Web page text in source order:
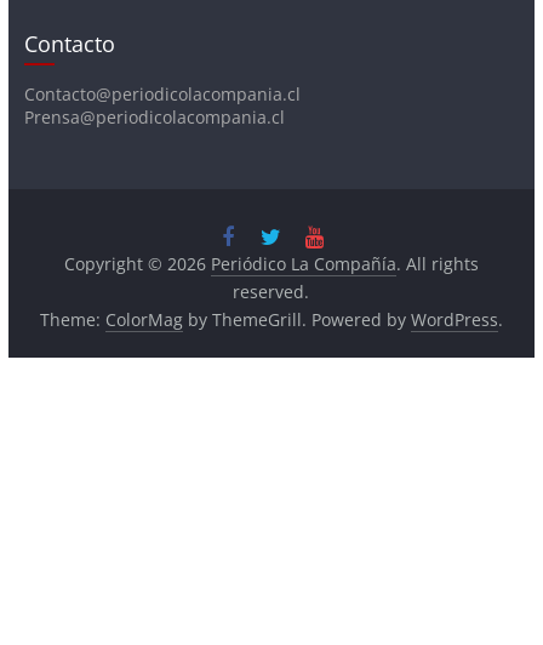
Contacto
Contacto@periodicolacompania.cl
Prensa@periodicolacompania.cl
Copyright © 2026 Periódico La Compañía. All rights
reserved.
Theme: ColorMagby ThemeGrill. Powered by WordPress.